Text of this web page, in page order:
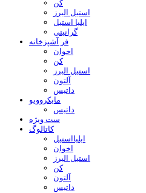
کن
استیل البرز
ایلیا استیل
گرانیتی
فر آشپزخانه
اخوان
کن
استیل البرز
آلتون
داتیس
مایکروویو
داتیس
ست ویژه
کاتالوگ
ایلیااستیل
اخوان
استیل البرز
کن
آلتون
داتیس